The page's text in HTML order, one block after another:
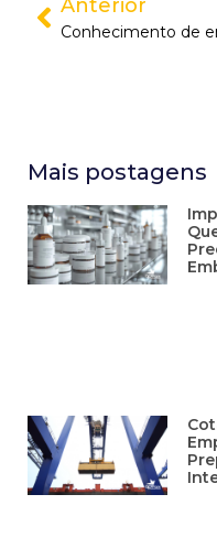
Anterior
Mais postagens